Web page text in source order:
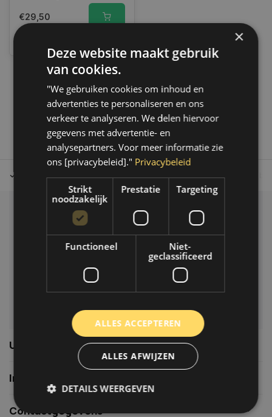
€29,50
1
Tot 30 dagen retour sturen. Op werkdagen voor 14.00 uur
Klantenservice
Veelgestelde vragen
06-39119169
info@autoklusser.nl
Usefull links
Informatie
Contactgegevens
×
Deze website maakt gebruik
van cookies.
"We gebruiken cookies om inhoud en
advertenties te personaliseren en ons
verkeer te analyseren. We delen hiervoor
gegevens met advertentie- en
analysepartners. Voor meer informatie zie
ons [privacybeleid]." Privacybeleid
Strikt
noodzakelijk
Prestatie Targeting
Functioneel
Niet-
geclassificeerd
ALLES ACCEPTEREN
ALLES AFWIJZEN
DETAILS WEERGEVEN